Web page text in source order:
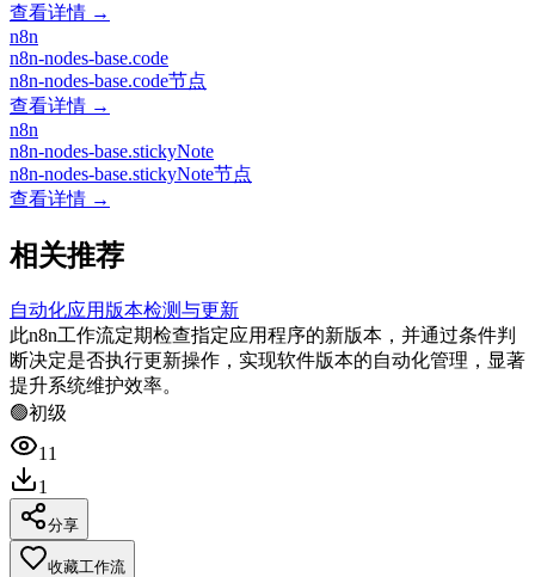
查看详情 →
n8n
n8n-nodes-base.code
n8n-nodes-base.code节点
查看详情 →
n8n
n8n-nodes-base.stickyNote
n8n-nodes-base.stickyNote节点
查看详情 →
相关推荐
自动化应用版本检测与更新
此n8n工作流定期检查指定应用程序的新版本，并通过条件判
断决定是否执行更新操作，实现软件版本的自动化管理，显著
提升系统维护效率。
🟢初级
11
1
分享
收藏工作流